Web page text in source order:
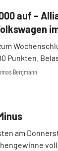
Bergmann
auf –
Punkten.
Lage im
am